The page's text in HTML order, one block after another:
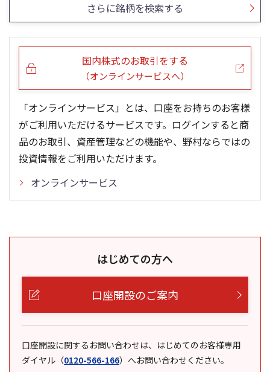
13週移動平均 26週移動平均 出来高(千)
0
5ヶ月移動平均 25ヶ月移動平均 出来高(百万)
0
さらに銘柄を検索する
国内株式のお取引をする
（オンラインサービスへ）
「オンラインサービス」とは、口座をお持ちのお客様
がご利用いただけるサービスです。ログインすると商
品のお取引、資産管理などの機能や、野村ならではの
投資情報をご利用いただけます。
オンラインサービス
はじめての方へ
口座開設のご案内
口座開設に関するお問い合わせは、はじめてのお客様専用
ダイヤル （0120-566-166） へお問い合わせください。